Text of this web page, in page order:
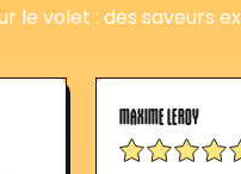
le volet : des saveurs
MAXIME LEROY